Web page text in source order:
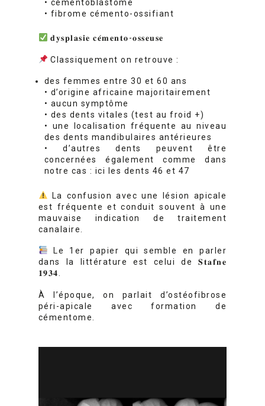
• cémentoblastome
• fibrome cémento-ossifiant
𝐝𝐲𝐬𝐩𝐥𝐚𝐬𝐢𝐞 𝐜𝐞́𝐦𝐞𝐧𝐭𝐨-𝐨𝐬𝐬𝐞𝐮𝐬𝐞
Classiquement on retrouve :
des femmes entre 30 et 60 ans
• d’origine africaine majoritairement
• aucun symptôme
• des dents vitales (test au froid +)
• une localisation fréquente au niveau
des dents mandibulaires antérieures
• d’autres dents peuvent être
concernées également comme dans
notre cas : ici les dents 46 et 47
La confusion avec une lésion apicale
est fréquente et conduit souvent à une
mauvaise indication de traitement
canalaire.
Le 1er papier qui semble en parler
dans la littérature est celui de 𝐒𝐭𝐚𝐟𝐧𝐞
𝟏𝟗𝟑𝟒.
À l’époque, on parlait d’ostéofibrose
péri-apicale avec formation de
cémentome.